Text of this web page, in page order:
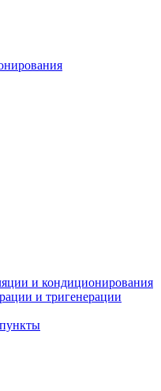
и кондиционирования
и тригенерации